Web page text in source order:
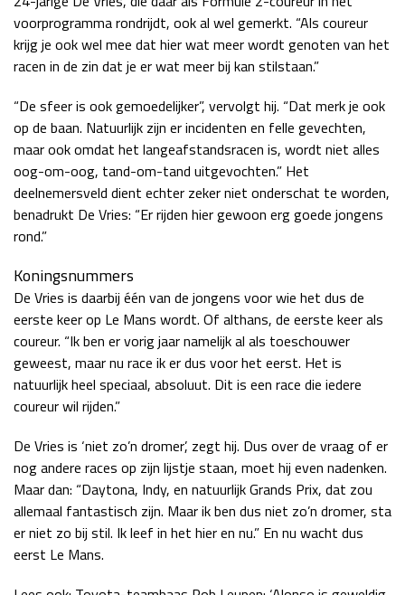
voorprogramma rondrijdt, ook al wel gemerkt. “Als coureur
krijg je ook wel mee dat hier wat meer wordt genoten van het
racen in de zin dat je er wat meer bij kan stilstaan.”
“De sfeer is ook gemoedelijker”, vervolgt hij. “Dat merk je ook
op de baan. Natuurlijk zijn er incidenten en felle gevechten,
maar ook omdat het langeafstandsracen is, wordt niet alles
oog-om-oog, tand-om-tand uitgevochten.” Het
deelnemersveld dient echter zeker niet onderschat te worden,
benadrukt De Vries: “Er rijden hier gewoon erg goede jongens
rond.”
Koningsnummers
De Vries is daarbij één van de jongens voor wie het dus de
eerste keer op Le Mans wordt. Of althans, de eerste keer als
coureur. “Ik ben er vorig jaar namelijk al als toeschouwer
geweest, maar nu race ik er dus voor het eerst. Het is
natuurlijk heel speciaal, absoluut. Dit is een race die iedere
coureur wil rijden.”
De Vries is ‘niet zo’n dromer’, zegt hij. Dus over de vraag of er
nog andere races op zijn lijstje staan, moet hij even nadenken.
Maar dan: “Daytona, Indy, en natuurlijk Grands Prix, dat zou
allemaal fantastisch zijn. Maar ik ben dus niet zo’n dromer, sta
er niet zo bij stil. Ik leef in het hier en nu.” En nu wacht dus
eerst Le Mans.